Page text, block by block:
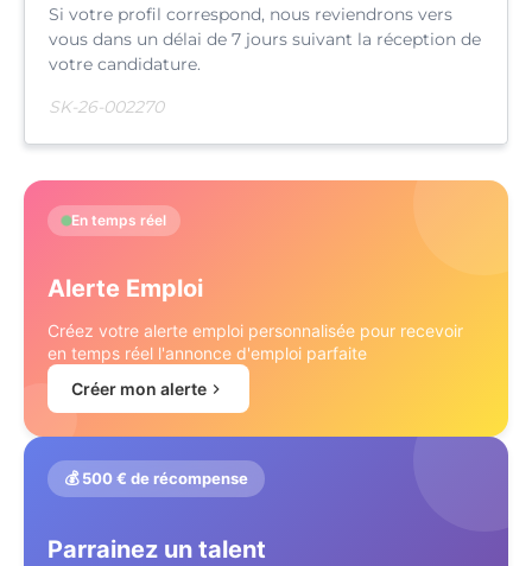
Si votre profil correspond, nous reviendrons vers
vous dans un délai de 7 jours suivant la réception de
votre candidature.
SK-26-002270
En temps réel
Alerte Emploi
Créez votre alerte emploi personnalisée pour recevoir
en temps réel l'annonce d'emploi parfaite
Créer mon alerte
💰 500 € de récompense
Parrainez un talent